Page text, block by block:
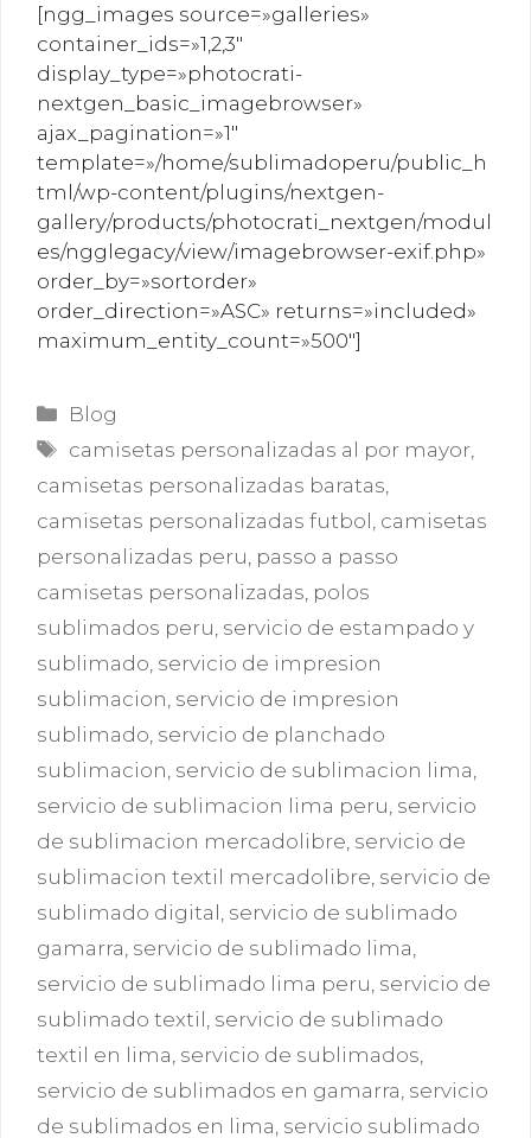
[ngg_images source=»galleries»
container_ids=»1,2,3″
display_type=»photocrati-
nextgen_basic_imagebrowser»
ajax_pagination=»1″
template=»/home/sublimadoperu/public_h
tml/wp-content/plugins/nextgen-
gallery/products/photocrati_nextgen/modul
es/ngglegacy/view/imagebrowser-exif.php»
order_by=»sortorder»
order_direction=»ASC» returns=»included»
maximum_entity_count=»500″]
Categorías
Blog
Etiquetas
camisetas personalizadas al por mayor
camisetas personalizadas baratas
camisetas personalizadas futbol camisetas
personalizadas peru passo a passo
camisetas personalizadas polos
sublimados peru servicio de estampado y
sublimado servicio de impresion
sublimacion servicio de impresion
sublimado servicio de planchado
sublimacion servicio de sublimacion lima
servicio de sublimacion lima peru servicio
de sublimacion mercadolibre servicio de
sublimacion textil mercadolibre servicio de
sublimado digital servicio de sublimado
gamarra servicio de sublimado lima
servicio de sublimado lima peru servicio de
sublimado textil servicio de sublimado
textil en lima servicio de sublimados
servicio de sublimados en gamarra servicio
de sublimados en lima servicio sublimado